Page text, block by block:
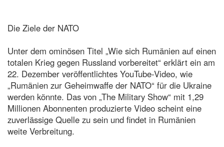
Die Ziele der NATO
Unter dem ominösen Titel „Wie sich Rumänien auf einen
totalen Krieg gegen Russland vorbereitet“ erklärt ein am
22. Dezember veröffentlichtes YouTube-Video, wie
„Rumänien zur Geheimwaffe der NATO“ für die Ukraine
werden könnte. Das von „The Military Show“ mit 1,29
Millionen Abonnenten produzierte Video scheint eine
zuverlässige Quelle zu sein und findet in Rumänien
weite Verbreitung.